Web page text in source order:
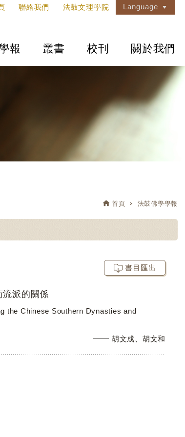
聯絡我們 法鼓文理學院 Language
報 叢書 校刊 關於我們
首頁 法鼓佛學學報
書目匯出
派的關係
the Chinese Southern Dynasties and
胡文成、胡文和